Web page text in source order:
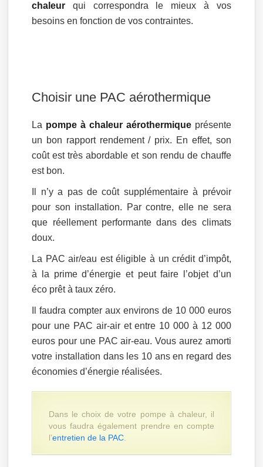
chaleur qui correspondra le mieux à vos
besoins en fonction de vos contraintes.
Choisir une PAC aérothermique
La pompe à chaleur aérothermiqueprésente
un bon rapport rendement / prix. En effet, son
coût est très abordable et son rendu de chauffe
est bon.
Il n’y a pas de coût supplémentaire à prévoir
pour son installation. Par contre, elle ne sera
que réellement performante dans des climats
doux.
La PAC air/eau est éligible à un crédit d’impôt,
à la prime d’énergie et peut faire l’objet d’un
éco prêt à taux zéro.
Il faudra compter aux environs de 10 000 euros
pour une PAC air-air et entre 10 000 à 12 000
euros pour une PAC air-eau. Vous aurez amorti
votre installation dans les 10 ans en regard des
économies d’énergie réalisées.
Dans le choix de votre pompe à chaleur, il
vous faudra également prendre en compte
l’entretien de la PAC